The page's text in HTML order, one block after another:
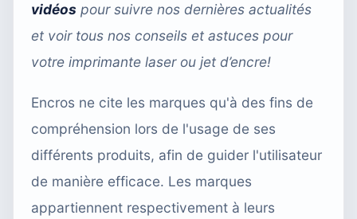
vidéos pour suivre nos dernières actualités
et voir tous nos conseils et astuces pour
votre imprimante laser ou jet d’encre!
Encros ne cite les marques qu'à des fins de
compréhension lors de l'usage de ses
différents produits, afin de guider l'utilisateur
de manière efficace. Les marques
appartiennent respectivement à leurs